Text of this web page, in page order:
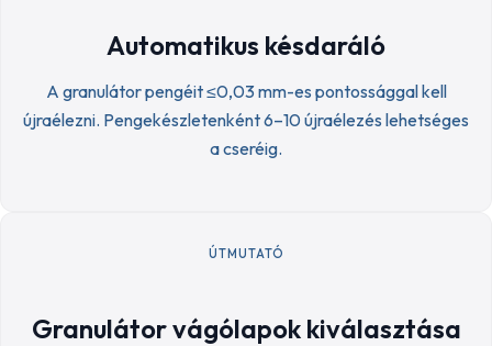
Automatikus késdaráló
A granulátor pengéit ≤0,03 mm-es pontossággal kell
újraélezni. Pengekészletenként 6–10 újraélezés lehetséges
a cseréig.
ÚTMUTATÓ
Granulátor vágólapok kiválasztása